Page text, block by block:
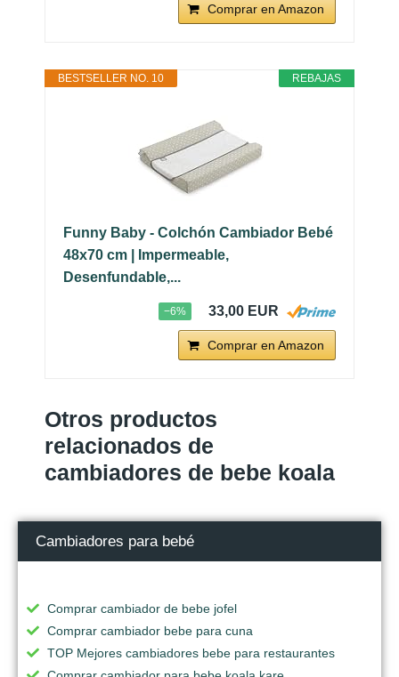
Comprar en Amazon
REBAJAS
BESTSELLER NO. 10
Funny Baby - Colchón Cambiador Bebé
48x70 cm | Impermeable,
Desenfundable,...
−6% 33,00 EUR
Comprar en Amazon
Otros productos
relacionados de
cambiadores de bebe koala
Cambiadores para bebé
Comprar cambiador de bebe jofel
Comprar cambiador bebe para cuna
TOP Mejores cambiadores bebe para restaurantes